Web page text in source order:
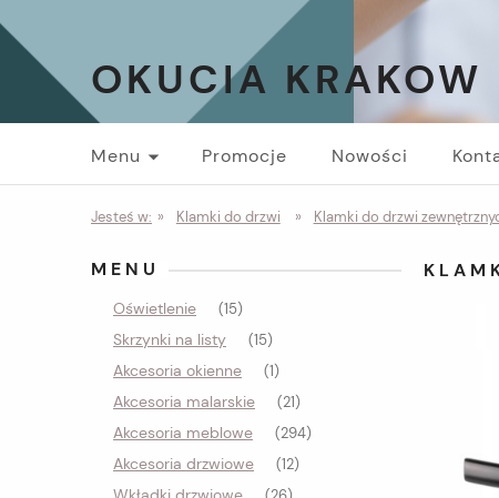
OKUCIA KRAKOW
Menu Promocje Nowości
Jesteś w: » Klamki do drzwi » Klamki do drzwi
MENU
Oświetlenie (15)
Skrzynki na listy (15)
Akcesoria okienne (1)
Akcesoria malarskie (21)
Akcesoria meblowe (294)
Akcesoria drzwiowe (12)